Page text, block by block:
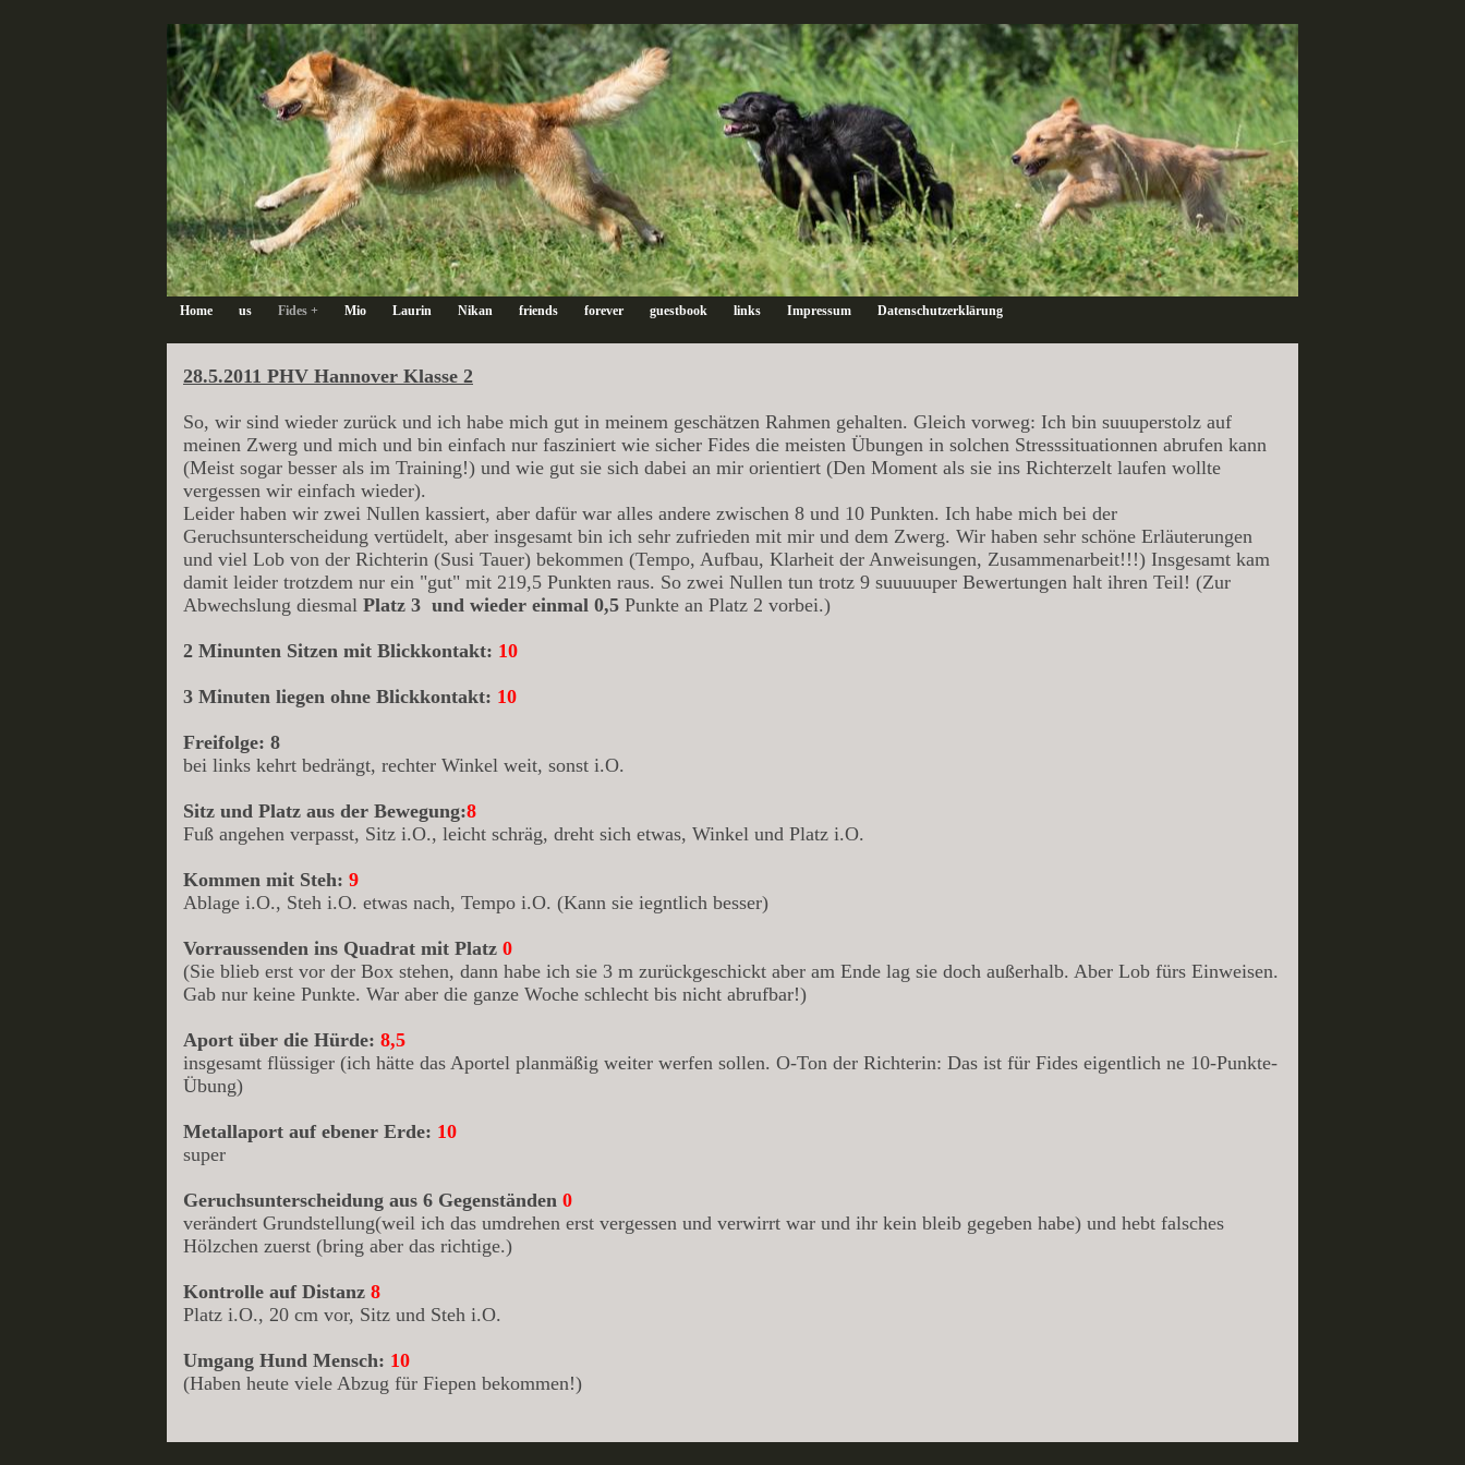
Home us Fides + Mio Laurin Nikan friends forever guestbook links Impressum Datenschutzerklärung
28.5.2011 PHV Hannover Klasse 2
So, wir sind wieder zurück und ich habe mich gut in meinem geschätzen Rahmen gehalten. Gleich vorweg: Ich bin suuuperstolz auf
meinen Zwerg und mich und bin einfach nur fasziniert wie sicher Fides die meisten Übungen in solchen Stresssituationnen abrufen kann
(Meist sogar besser als im Training!) und wie gut sie sich dabei an mir orientiert (Den Moment als sie ins Richterzelt laufen wollte
vergessen wir einfach wieder).
Leider haben wir zwei Nullen kassiert, aber dafür war alles andere zwischen 8 und 10 Punkten. Ich habe mich bei der
Geruchsunterscheidung vertüdelt, aber insgesamt bin ich sehr zufrieden mit mir und dem Zwerg. Wir haben sehr schöne Erläuterungen
und viel Lob von der Richterin (Susi Tauer) bekommen (Tempo, Aufbau, Klarheit der Anweisungen, Zusammenarbeit!!!) Insgesamt kam
damit leider trotzdem nur ein "gut" mit 219,5 Punkten raus. So zwei Nullen tun trotz 9 suuuuuper Bewertungen halt ihren Teil! (Zur
Abwechslung diesmal Platz 3 und wieder einmal 0,5 Punkte an Platz 2 vorbei.)
2 Minunten Sitzen mit Blickkontakt: 10
3 Minuten liegen ohne Blickkontakt: 10
Freifolge: 8
bei links kehrt bedrängt, rechter Winkel weit, sonst i.O.
Sitz und Platz aus der Bewegung:8
Fuß angehen verpasst, Sitz i.O., leicht schräg, dreht sich etwas, Winkel und Platz i.O.
Kommen mit Steh: 9
Ablage i.O., Steh i.O. etwas nach, Tempo i.O. (Kann sie iegntlich besser)
Vorraussenden ins Quadrat mit Platz 0
(Sie blieb erst vor der Box stehen, dann habe ich sie 3 m zurückgeschickt aber am Ende lag sie doch außerhalb. Aber Lob fürs Einweisen.
Gab nur keine Punkte. War aber die ganze Woche schlecht bis nicht abrufbar!)
Aport über die Hürde: 8,5
insgesamt flüssiger (ich hätte das Aportel planmäßig weiter werfen sollen. O-Ton der Richterin: Das ist für Fides eigentlich ne 10-Punkte-
Übung)
Metallaport auf ebener Erde: 10
super
Geruchsunterscheidung aus 6 Gegenständen 0
verändert Grundstellung(weil ich das umdrehen erst vergessen und verwirrt war und ihr kein bleib gegeben habe) und hebt falsches
Hölzchen zuerst (bring aber das richtige.)
Kontrolle auf Distanz 8
Platz i.O., 20 cm vor, Sitz und Steh i.O.
Umgang Hund Mensch: 10
(Haben heute viele Abzug für Fiepen bekommen!)